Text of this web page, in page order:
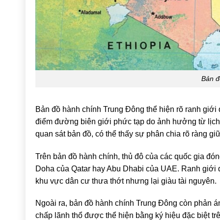
Bản
Bản đồ hành chính Trung Đông thể hiện rõ ranh
điểm đường biên giới phức tạp do ảnh hưởng từ
quan sát bản đồ, có thể thấy sự phân chia rõ ràng
Trên bản đồ hành chính, thủ đô của các quốc gia
Doha của Qatar hay Abu Dhabi của UAE. Ranh
khu vực dân cư thưa thớt nhưng lại giàu tài nguyên.
Ngoài ra, bản đồ hành chính Trung Đông còn phản
chấp lãnh thổ được thể hiện bằng ký hiệu đặc biệt